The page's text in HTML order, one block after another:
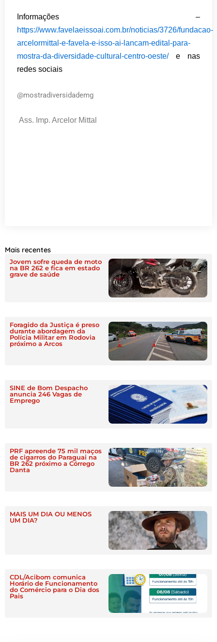
Informações –
https://www.favelaeissoai.com.br/noticias/3726/fundacao-
arcelormittal-e-favela-e-isso-ai-lancam-edital-para-
mostra-da-diversidade-cultural-centro-oeste/e nas
redes sociais
@mostradiversidademg
Ass. Imp. Arcelor Mittal
Mais recentes
Jovem sofre queda de moto
na BR 262 e fica em estado
grave de saúde
Foragido da Justiça é preso
durante abordagem da
Polícia Militar em Rodovia
próximo a Arcos
SINE de Bom Despacho
anuncia 246 Vagas de
Emprego
PRF apreende 75 mil maços
de cigarros do Paraguai na
BR 262 próximo a Córrego
Danta
MAIS UM DIA OU MENOS
UM DIA?
CDL/Acibom comunica
Horário de Funcionamento
do Comércio para o Dia dos
Pais